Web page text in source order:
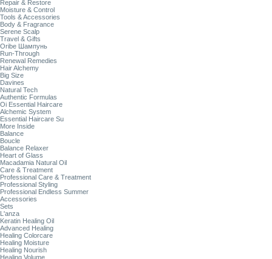
Repair & Restore
Moisture & Control
Tools & Accessories
Body & Fragrance
Serene Scalp
Travel & Gifts
Oribe Шампунь
Run-Through
Renewal Remedies
Hair Alchemy
Big Size
Davines
Natural Tech
Authentic Formulas
Oi Essential Haircare
Alchemic System
Essential Haircare Su
More Inside
Balance
Boucle
Balance Relaxer
Heart of Glass
Macadamia Natural Oil
Care & Treatment
Professional Care & Treatment
Professional Styling
Professional Endless Summer
Accessories
Sets
L'anza
Keratin Healing Oil
Advanced Healing
Healing Colorcare
Healing Moisture
Healing Nourish
Healing Volume